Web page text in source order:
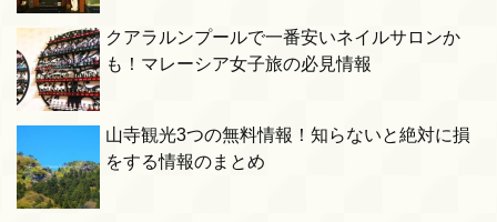
クアラルンプールで一番安いネイルサロンか
も！マレーシア女子旅の必見情報
山寺観光3つの無料情報！知らないと絶対に損
をする情報のまとめ